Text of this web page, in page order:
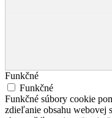
Funkčné
Funkčné
Funkčné súbory cookie
zdieľanie obsahu webovej